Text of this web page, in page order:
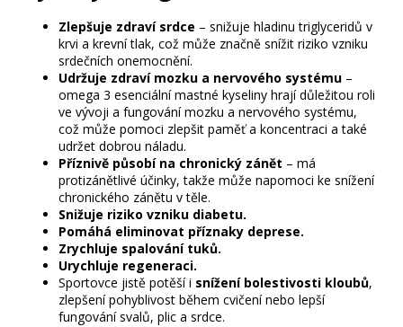
Zlepšuje zdraví srdce – snižuje hladinu triglyceridů v
krvi a krevní tlak, což může značně snížit riziko vzniku
srdečních onemocnění.
Udržuje zdraví mozku a nervového systému –
omega 3 esenciální mastné kyseliny hrají důležitou roli
ve vývoji a fungování mozku a nervového systému,
což může pomoci zlepšit paměť a koncentraci a také
udržet dobrou náladu.
Příznivě působí na chronický zánět – má
protizánětlivé účinky, takže může napomoci ke snížení
chronického zánětu v těle.
Snižuje riziko vzniku diabetu.
Pomáhá eliminovat příznaky deprese.
Zrychluje spalování tuků.
Urychluje regeneraci.
Sportovce jistě potěší i snížení bolestivosti kloubů,
zlepšení pohyblivost během cvičení nebo lepší
fungování svalů, plic a srdce.